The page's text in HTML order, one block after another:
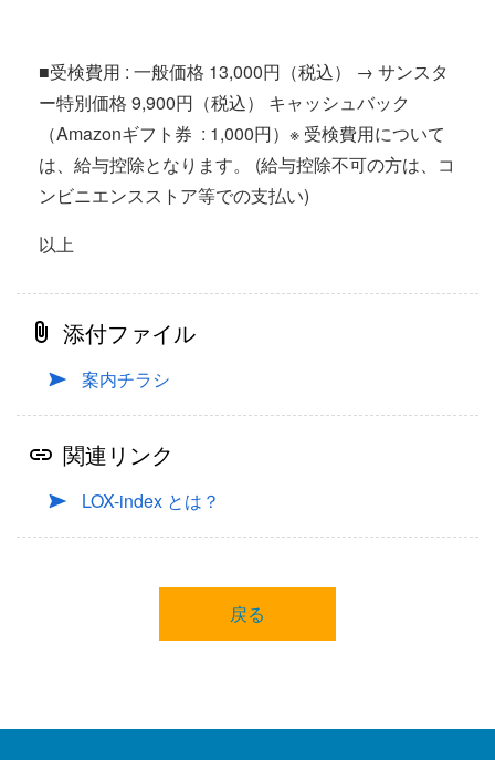
■受検費用 : 一般価格 13,000円（税込） → サンスタ
ー特別価格 9,900円（税込） キャッシュバック
（Amazonギフト券 : 1,000円）※ 受検費用について
は、給与控除となります。 (給与控除不可の方は、コ
ンビニエンスストア等での支払い)
以上
添付ファイル
案内チラシ
関連リンク
LOX-index とは？
戻る